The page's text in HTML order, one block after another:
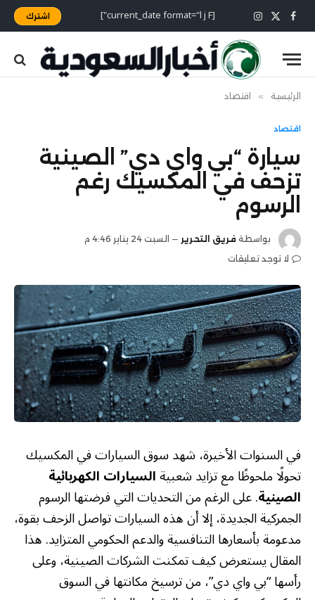
فيسبوك
X
(Twitter)
الانستغرام [current_date format="l j F"] اشترك
الرئيسية » اقتصاد
اقتصاد
سيارة “بي واي دي” الصينية
تزحف في المكسيك رغم
الرسوم
بواسطة فريق التحرير
السبت 24 يناير 4:46 م
لا توجد تعليقات
في السنوات الأخيرة، شهد سوق السيارات في المكسيك
تحولًا ملحوظًا مع تزايد شعبيةالسيارات الكهربائية
الصينية. على الرغم من التحديات التي فرضتها الرسوم
الجمركية الجديدة، إلا أن هذه السيارات تواصل الزحف بقوة،
مدعومة بأسعارها التنافسية والدعم الحكومي المتزايد. هذا
المقال يستعرض كيف تمكنت الشركات الصينية، وعلى
رأسها “بي واي دي”، من ترسيخ مكانتها في السوق